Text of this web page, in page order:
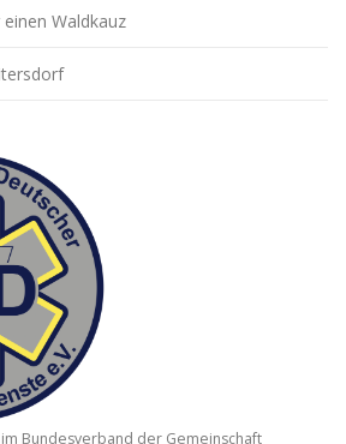
Waldkauz
Bundesverband der Gemeinschaft